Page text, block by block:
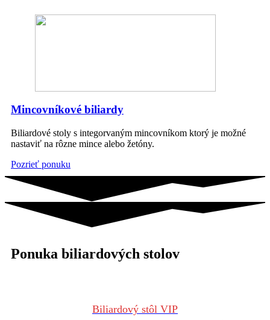
Mincovníkové biliardy
Biliardové stoly s integorvaným mincovníkom ktorý je možné
nastaviť na rôzne mince alebo žetóny.
Pozrieť ponuku
Ponuka biliardových stolov
Biliardový stôl VIP